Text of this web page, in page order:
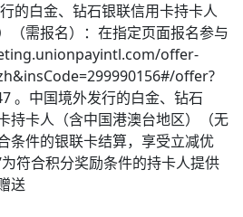
的白金、钻石银联信用卡持卡人
（需报名）：在指定页面报名参与
offer-
offer?
。中国境外发行的白金、钻石
持卡人（含中国港澳台地区）（无
条件的银联卡结算，享受立减优
为符合积分奖励条件的持卡人提供
送